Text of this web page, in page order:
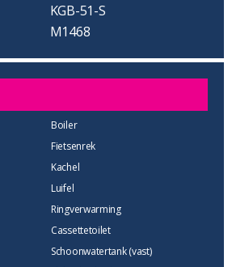
KGB-51-S
M1468
Boiler
Fietsenrek
Kachel
Luifel
Ringverwarming
Cassettetoilet
Schoonwatertank (vast)